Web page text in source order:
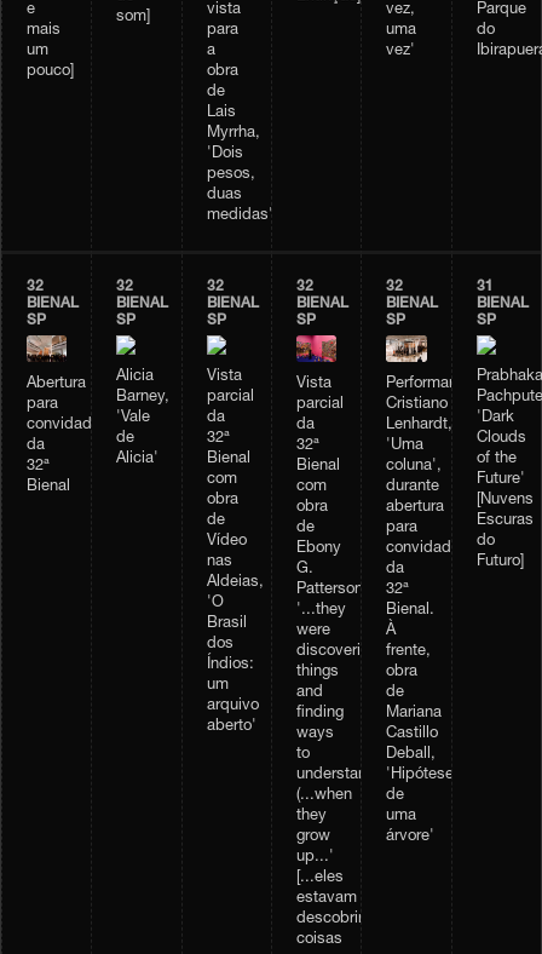
e
mais
um
pouco]
som]
vista
para
a
obra
de
Lais
Myrrha,
'Dois
pesos,
duas
medidas'
vez,
uma
vez'
Parque
do
32
BIENAL
SP
Abertura
para
convidados
da
32ª
Bienal
32
BIENAL
SP
Alicia
Barney,
'Vale
de
Alicia'
32
BIENAL
SP
Vista
parcial
da
32ª
Bienal
com
obra
de
Vídeo
nas
Aldeias,
'O
Brasil
dos
Índios:
um
arquivo
aberto'
32
BIENAL
SP
Vista
parcial
da
32ª
Bienal
com
obra
de
Ebony
G.
Patterson,
'...they
were
discovering
things
and
finding
ways
to
understand...
(...when
they
grow
up...'
[...eles
estavam
descobrindo
coisas
32
BIENAL
SP
Performance
Cristiano
Lenhardt,
'Uma
coluna',
durante
abertura
para
convidados
da
32ª
Bienal.
À
frente,
obra
de
Mariana
Castillo
Deball,
'Hipótese
de
uma
árvore'
31
BIENAL
SP
'Dark
Clouds
of the
Future'
[Nuvens
Escuras
do
Futuro]